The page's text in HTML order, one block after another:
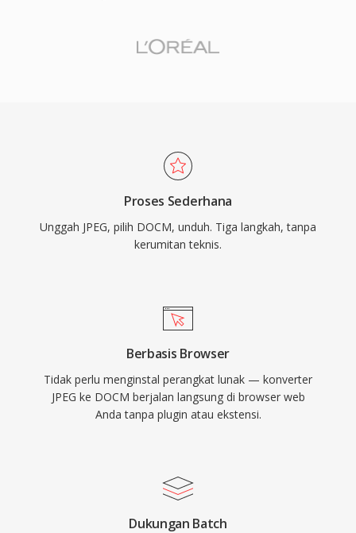
Proses Sederhana
Unggah JPEG, pilih DOCM, unduh. Tiga langkah, tanpa
kerumitan teknis.
Berbasis Browser
Tidak perlu menginstal perangkat lunak — konverter
JPEG ke DOCM berjalan langsung di browser web
Anda tanpa plugin atau ekstensi.
Dukungan Batch